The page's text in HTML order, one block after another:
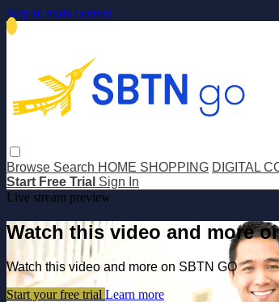
Skip to main content
Browse Search HOME SHOPPING DIGITAL
Start Free Trial Sign In
Live stream preview
Watch this video and more
Watch this video and more on SBTN GO
Start your free trial Learn more